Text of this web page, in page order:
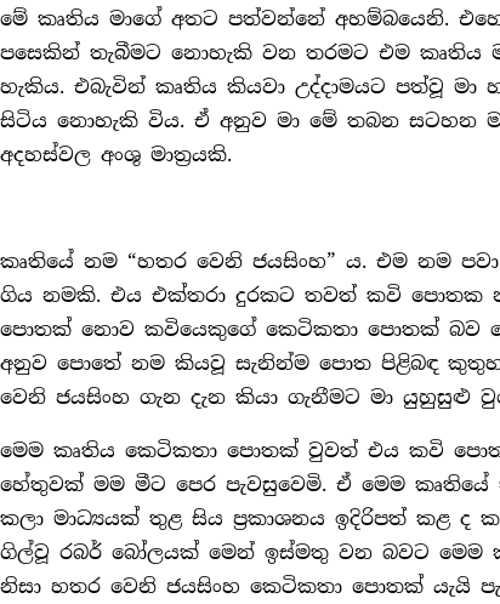
මේ කෘතිය මාගේ අතට පත්වන්නේ අහම්බයෙනි.
පසෙකින් තැබීමට නොහැකි වන තරමට එම කෘතිය
හැකිය. එබැවින් කෘතිය කියවා උද්දාමයට පත්වූ
සිටිය නොහැකි විය. ඒ අනුව මා මේ තබන සටහන
අදහස්වල අංශු මාත‍්‍රයකි.
කෘතියේ නම “හතර වෙනි ජයසිංහ” ය. එම නම
ගිය නමකි. එය එක්තරා දුරකට තවත් කවි පොතක
පොතක් නොව කවියෙකුගේ කෙටිකතා පොතක් බව
අනුව පොතේ නම කියවූ සැනින්ම පොත පිළිබඳ
වෙනි ජයසිංහ ගැන දැන කියා ගැනීමට මා යුහුසුළු
මෙම කෘතිය කෙටිකතා පොතක් වුවත් එය කවි
හේතුවක් මම මීට පෙර පැවසුවෙමි. ඒ මෙම
කලා මාධ්‍යයක් තුළ සිය ප‍්‍රකාශනය ඉදිරිපත් කළ ද
ගිල්වූ රබර් බෝලයක් මෙන් ඉස්මතු වන බවට මෙම
නිසා හතර වෙනි ජයසිංහ කෙටිකතා පොතක් යැයි